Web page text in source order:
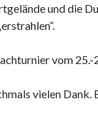
und die
vom
vielen Dank.